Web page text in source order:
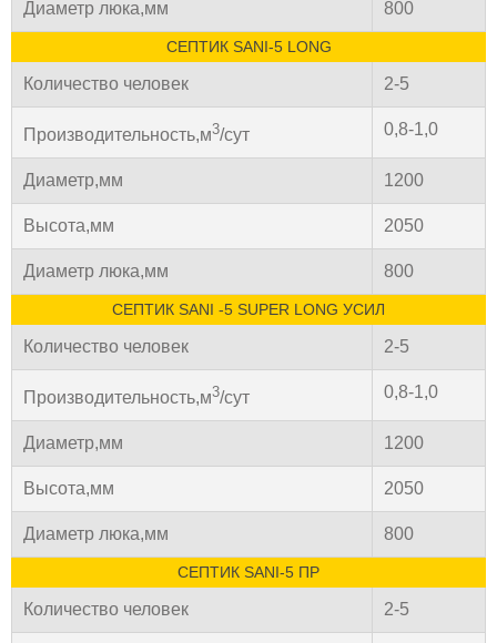
Диаметр люка,мм 800
СЕПТИК SANI-5 LONG
Количество человек 2-5
Производительность,м3/сут 0,8-1,0
Диаметр,мм 1200
Высота,мм 2050
Диаметр люка,мм 800
СЕПТИК SANI -5 SUPER LONG УСИЛ
Количество человек 2-5
Производительность,м3/сут 0,8-1,0
Диаметр,мм 1200
Высота,мм 2050
Диаметр люка,мм 800
СЕПТИК SANI-5 ПР
Количество человек 2-5